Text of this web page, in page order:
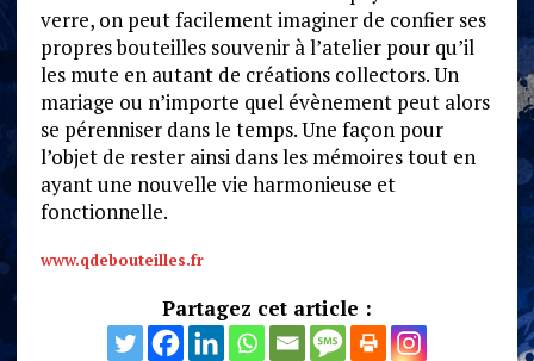
verre, on peut facilement imaginer de confier ses
propres bouteilles souvenir à l’atelier pour qu’il
les mute en autant de créations collectors. Un
mariage ou n’importe quel évènement peut alors
se pérenniser dans le temps. Une façon pour
l’objet de rester ainsi dans les mémoires tout en
ayant une nouvelle vie harmonieuse et
fonctionnelle.
www.qdebouteilles.fr
Partagez cet article :